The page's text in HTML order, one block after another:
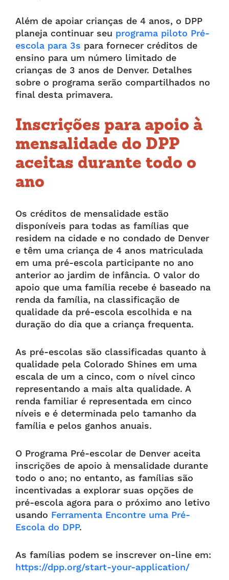
Além de apoiar crianças de 4 anos, o DPP
planeja continuar seu programa piloto Pré-
escola para 3s para fornecer créditos de
ensino para um número limitado de
crianças de 3 anos de Denver. Detalhes
sobre o programa serão compartilhados no
final desta primavera.
Inscrições para apoio à
mensalidade do DPP
aceitas durante todo o
ano
Os créditos de mensalidade estão
disponíveis para todas as famílias que
residem na cidade e no condado de Denver
e têm uma criança de 4 anos matriculada
em uma pré-escola participante no ano
anterior ao jardim de infância. O valor do
apoio que uma família recebe é baseado na
renda da família, na classificação de
qualidade da pré-escola escolhida e na
duração do dia que a criança frequenta.
As pré-escolas são classificadas quanto à
qualidade pela Colorado Shines em uma
escala de um a cinco, com o nível cinco
representando a mais alta qualidade. A
renda familiar é representada em cinco
níveis e é determinada pelo tamanho da
família e pelos ganhos anuais.
O Programa Pré-escolar de Denver aceita
inscrições de apoio à mensalidade durante
todo o ano; no entanto, as famílias são
incentivadas a explorar suas opções de
pré-escola agora para o próximo ano letivo
usando Ferramenta Encontre uma Pré-
Escola do DPP.
As famílias podem se inscrever on-line em:
https://dpp.org/start-your-application/